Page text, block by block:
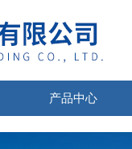
产品中心